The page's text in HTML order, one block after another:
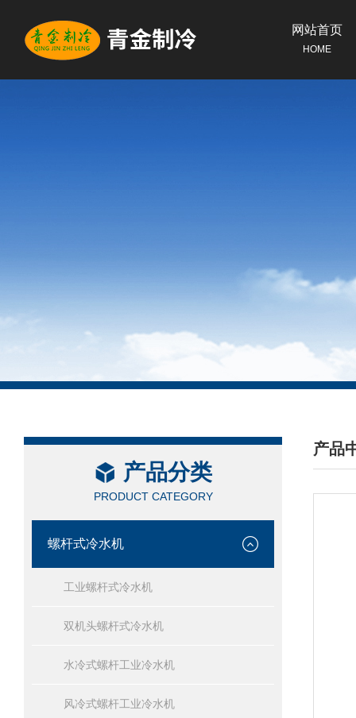
网站首页
HOME
产品分类
PRODUCT CATEGORY
螺杆式冷水机
工业螺杆式冷水机
双机头螺杆式冷水机
水冷式螺杆工业冷水机
风冷式螺杆工业冷水机
产品
/